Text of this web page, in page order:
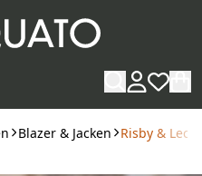
Blazer & Jacken Risby &